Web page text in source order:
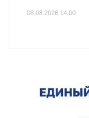
08.08.2026 14:00